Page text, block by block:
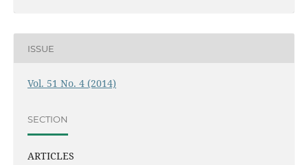
ISSUE
Vol. 51 No. 4 (2014)
SECTION
ARTICLES